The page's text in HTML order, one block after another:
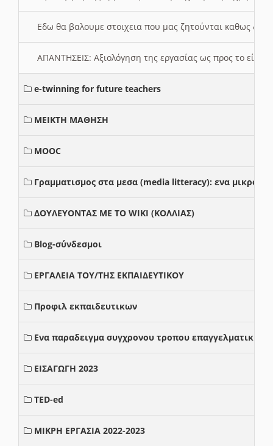
Εδω θα βαλουμε στοιχεια που μας ζητούνται καθως
ΑΠΑΝΤΗΣΕΙΣ: Αξιολόγηση της εργασίας ως προς το
e-twinning for future teachers
ΜΕΙΚΤΗ ΜΑΘΗΣΗ
MOOC
Γραμματισμος στα μεσα (media litteracy): ενα μικρο
ΔΟΥΛΕΥΟΝΤΑΣ ΜΕ ΤΟ WIKI (ΚΟΛΛΙΑΣ)
Blog-σύνδεσμοι
ΕΡΓΑΛΕΙΑ ΤΟΥ/ΤΗΣ ΕΚΠΑΙΔΕΥΤΙΚΟΥ
Προφιλ εκπαιδευτικων
Ενα παραδειγμα συγχρονου τροπου επαγγελματικης
ΕΙΣΑΓΩΓΗ 2023
TED-ed
ΜΙΚΡΗ ΕΡΓΑΣΙΑ 2022-2023